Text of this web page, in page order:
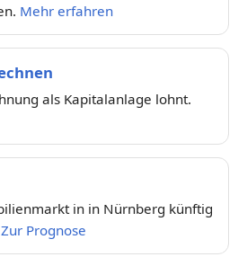
Mehr erfahren
als Kapitalanlage lohnt.
in in Nürnberg künftig
Zur Prognose